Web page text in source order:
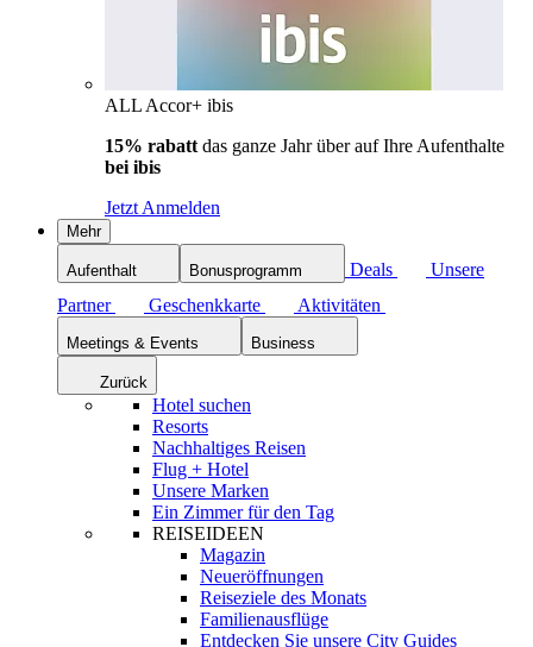
ALL Accor+ ibis
15% rabatt das ganze Jahr über auf Ihre Aufenthalte
bei ibis
Jetzt Anmelden
Mehr
Aufenthalt Bonusprogramm Deals
Unsere
Partner
Geschenkkarte Aktivitäten
Meetings & Events Business
Zurück
Hotel suchen
Resorts
Nachhaltiges Reisen
Flug + Hotel
Unsere Marken
Ein Zimmer für den Tag
REISEIDEEN
Magazin
Neueröffnungen
Reiseziele des Monats
Familienausflüge
Entdecken Sie unsere City Guides